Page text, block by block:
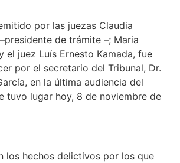
por las juezas Claudia
de trámite –; Maria
el juez Luís Ernesto Kamada, fue
por el secretario del Tribunal, Dr.
en la última audiencia del
tuvo lugar hoy, 8 de noviembre de
los hechos delictivos por los que